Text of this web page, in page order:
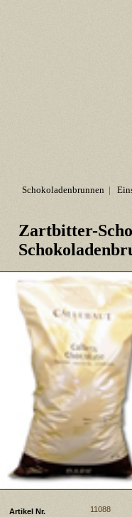
Schokoladenbrunnen |
Zartbitter-
Artikel Nr. 11088